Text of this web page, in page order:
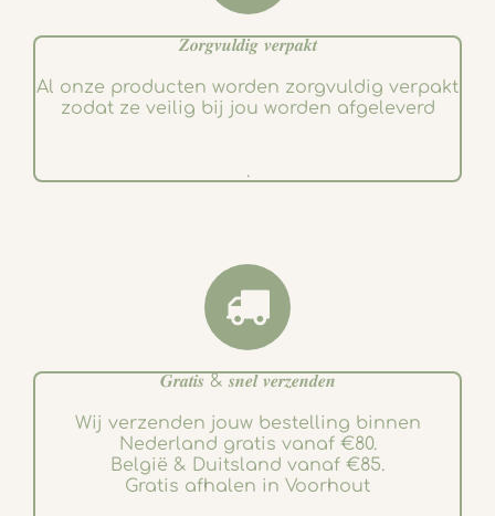
𝒁𝒐𝒓𝒈𝒗𝒖𝒍𝒅𝒊𝒈 𝒗𝒆𝒓𝒑𝒂𝒌𝒕
Al onze producten worden zorgvuldig verpakt
zodat ze veilig bij jou worden afgeleverd
.
𝑮𝒓𝒂𝒕𝒊𝒔 & 𝒔𝒏𝒆𝒍 𝒗𝒆𝒓𝒛𝒆𝒏𝒅𝒆𝒏
Wij verzenden jouw bestelling binnen
Nederland gratis vanaf €80.
België & Duitsland vanaf €85.
Gratis afhalen in Voorhout